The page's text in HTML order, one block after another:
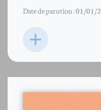
Date de parution : 01/01/